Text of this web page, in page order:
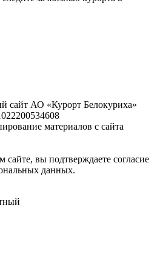
сайт АО «Курорт Белокуриха»
материалов с сайта
сайте, вы подтверждаете согласие
данных.